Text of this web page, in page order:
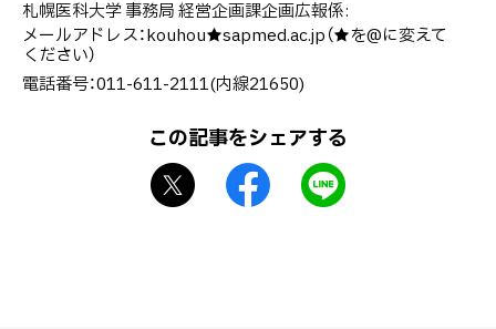
ッ
プ
に
札幌医科大学 事務局 経営企画課企画広報係
メールアドレス：kouhou★sapmed.ac.jp（★を@に変えて
ください）
電話番号：011-611-2111(内線21650)
この記事をシェアする